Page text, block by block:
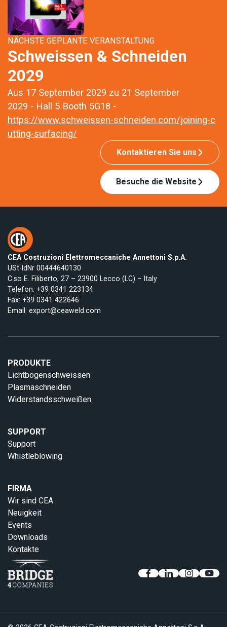
NÄCHSTE GEPLANTE VERANSTALTUNG
Schweissen & Schneiden
2029
Aus 17 September 2029 zu 21 September
2029 - Hall 5 Booth 5G18 -
https://www.schweissen-schneiden.com/joining-c
utting-surfacing/
Kontaktieren Sie uns
Besuche die Website
CEA Costruzioni Elettromeccaniche Annettoni S.p.A.
USt-IdNr 00444640130
C.so E. Filiberto, 27 – 23900 Lecco (LC) – Italy
Telefon: +39 0341 223134
Fax: +39 0341 422646
Email: export@ceaweld.com
PRODUKTE
Lichtbogenschweissen
Plasmaschneiden
Widerstandsschweißen
SUPPORT
Support
Whistleblowing
FIRMA
Wir sind CEA
Neuigkeit
Events
Downloads
Kontakte